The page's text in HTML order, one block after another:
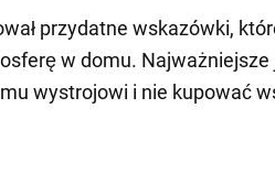
przydatne wskazówki,
w domu. Najważniejsze
wystrojowi i nie kupować